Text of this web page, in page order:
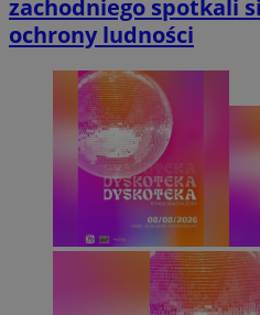
zachodniego spotkali
ochrony ludności